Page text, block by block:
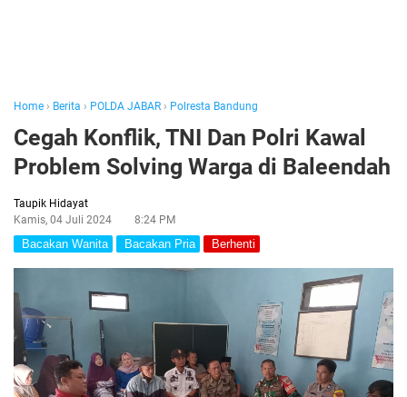
Home › Berita › POLDA JABAR › Polresta Bandung
Cegah Konflik, TNI Dan Polri Kawal
Problem Solving Warga di Baleendah
Taupik Hidayat
Kamis, 04 Juli 2024
8:24 PM
Bacakan Wanita Bacakan Pria Berhenti